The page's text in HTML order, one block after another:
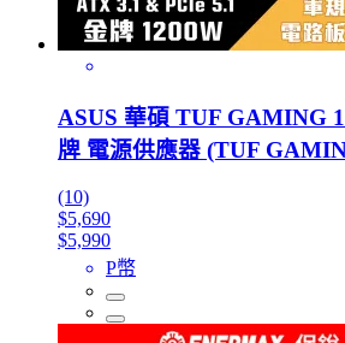
ASUS 華碩 TUF GAMING
牌 電源供應器 (TUF
(10)
$5,690
$5,990
P幣